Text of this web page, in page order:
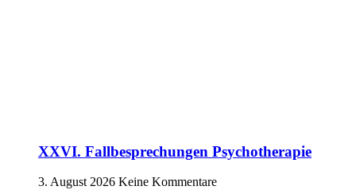
XXVI. Fallbesprechungen Psychotherapie
3. August 2026 Keine Kommentare